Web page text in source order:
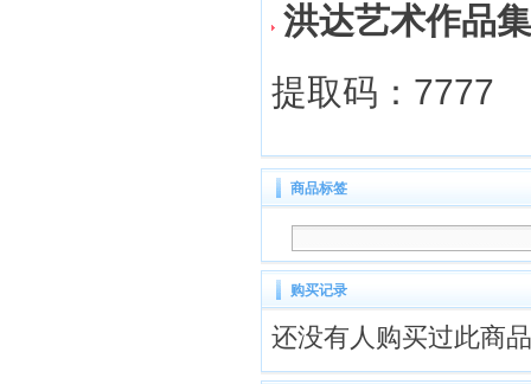
洪达艺术作品
提取码：7777
商品标签
购买记录
还没有人购买过此商品